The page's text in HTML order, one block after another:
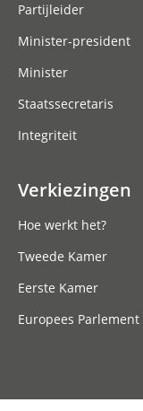
Partijleider
Minister-president
Minister
Staatssecretaris
Integriteit
Verkiezingen
Hoe werkt het?
Tweede Kamer
Eerste Kamer
Europees Parlement